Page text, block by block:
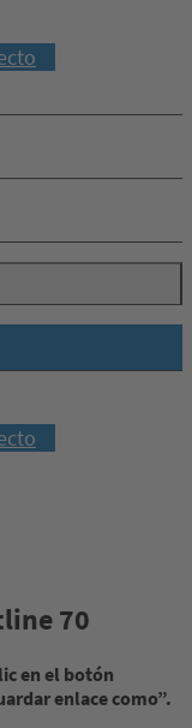
70
en el botón
enlace como”.